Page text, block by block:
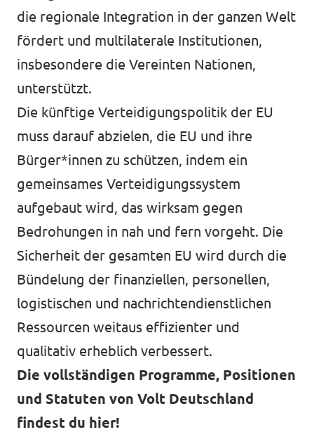
die regionale Integration in der ganzen Welt
fördert und multilaterale Institutionen,
insbesondere die Vereinten Nationen,
unterstützt.
Die künftige Verteidigungspolitik der EU
muss darauf abzielen, die EU und ihre
Bürger*innen zu schützen, indem ein
gemeinsames Verteidigungssystem
aufgebaut wird, das wirksam gegen
Bedrohungen in nah und fern vorgeht. Die
Sicherheit der gesamten EU wird durch die
Bündelung der finanziellen, personellen,
logistischen und nachrichtendienstlichen
Ressourcen weitaus effizienter und
qualitativ erheblich verbessert.
Die vollständigen Programme, Positionen
und Statuten von Volt Deutschland
findest du hier!